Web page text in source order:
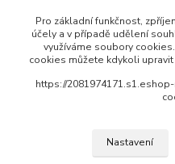
Upravit
Pro základní funkčnost,
účely a v případě udělení
využíváme soubory
cookies můžete kdykoli
https://
Nastavení